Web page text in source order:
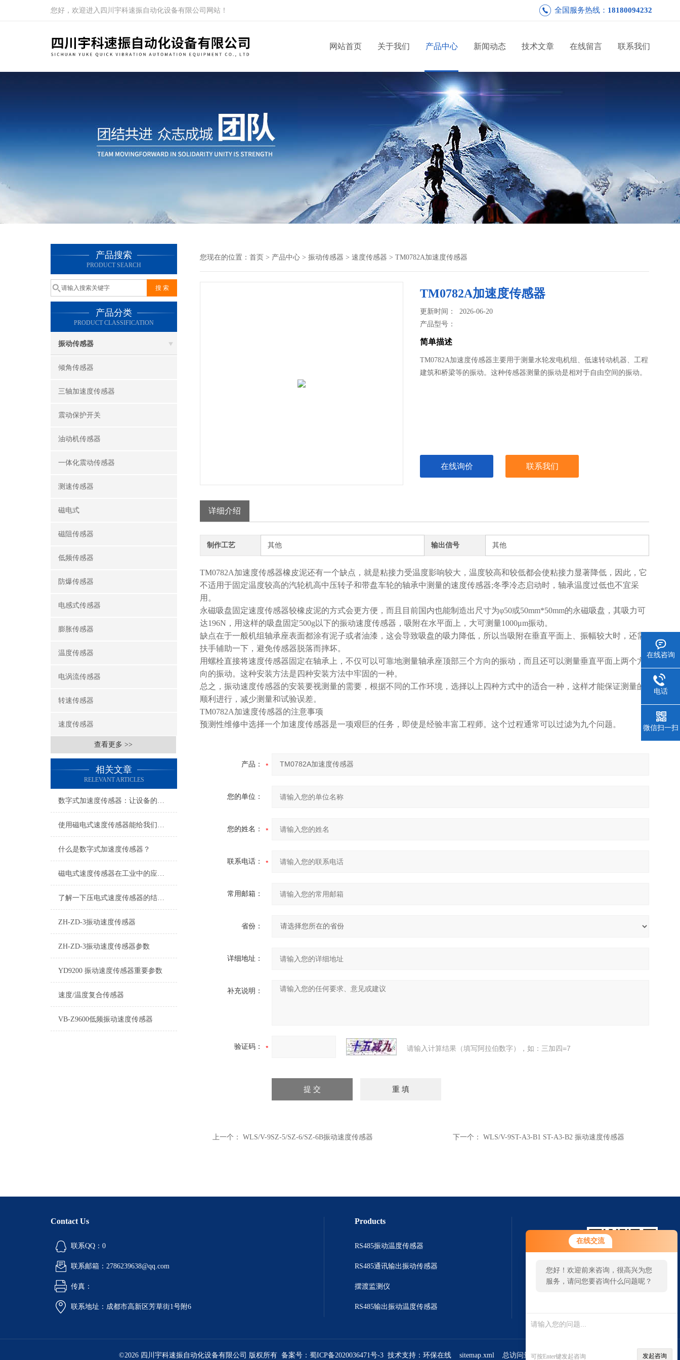
在线交流
您好！欢迎前来咨询，很高兴为您
服务，请问您要咨询什么问题呢？
了需求产品，您可以直接在线与我
联系！
可按Enter键发起咨询 发起咨询
您好，欢迎进入四川宇科速振自动化设备有限公司网站！ 全国服务热线： 18180094232
网站首页 关于我们 产品中心 新闻动态 技术文章 在线留言 联系我们
产品搜索
PRODUCT SEARCH
产品分类
PRODUCT CLASSIFICATION
振动传感器
倾角传感器
三轴加速度传感器
震动保护开关
油动机传感器
一体化震动传感器
测速传感器
磁电式
磁阻传感器
低频传感器
防爆传感器
电感式传感器
膨胀传感器
温度传感器
电涡流传感器
转速传感器
速度传感器
查看更多 >>
相关文章
RELEVANT ARTICLES
数字式加速度传感器：让设备的每一次颤动都有迹可循
使用磁电式速度传感器能给我们带来哪些好处？
什么是数字式加速度传感器？
磁电式速度传感器在工业中的应用与价值
了解一下压电式速度传感器的结构组成吧
ZH-ZD-3振动速度传感器
ZH-ZD-3振动速度传感器参数
YD9200 振动速度传感器重要参数
速度/温度复合传感器
VB-Z9600低频振动速度传感器
您现在的位置： 首页 > 产品中心 > 振动传感器 > 速度传感器 > TM0782A加速度传感器
TM0782A加速度传感器
更新时间： 2026-06-20
产品型号：
简单描述
TM0782A加速度传感器主要用于测量水轮发电机组、低速转动机器、工程
建筑和桥梁等的振动。这种传感器测量的振动是相对于自由空间的振动。
在线询价 联系我们
详细介绍
制作工艺 其他 输出信号 其他
TM0782A加速度传感器橡皮泥还有一个缺点，就是粘接力受温度影响较大，温度较高和较低都会使粘接力显著降低，因此，它
不适用于固定温度较高的汽轮机高中压转子和带盘车轮的轴承中测量的速度传感器;冬季冷态启动时，轴承温度过低也不宜采
用。
永磁吸盘固定速度传感器较橡皮泥的方式会更方便，而且目前国内也能制造出尺寸为φ50或50mm*50mm的永磁吸盘，其吸力可
达196N，用这样的吸盘固定500g以下的振动速度传感器，吸附在水平面上，大可测量1000μm振动。
缺点在于一般机组轴承座表面都涂有泥子或者油漆，这会导致吸盘的吸力降低，所以当吸附在垂直平面上、振幅较大时，还需
扶手辅助一下，避免传感器脱落而摔坏。
用螺栓直接将速度传感器固定在轴承上，不仅可以可靠地测量轴承座顶部三个方向的振动，而且还可以测量垂直平面上两个方
向的振动。这种安装方法是四种安装方法中牢固的一种。
总之，振动速度传感器的安装要视测量的需要，根据不同的工作环境，选择以上四种方式中的适合一种，这样才能保证测量的
顺利进行，减少测量和试验误差。
TM0782A加速度传感器的注意事项
预测性维修中选择一个加速度传感器是一项艰巨的任务，即使是经验丰富工程师。这个过程通常可以过滤为九个问题。
产品：
您的单位：
您的姓名：
联系电话：
常用邮箱：
省份：
详细地址：
补充说明：
验证码： 请输入计算结果（填写阿拉伯数字），如：三加四=7
上一个： WLS/V-9SZ-5/SZ-6/SZ-6B振动速度传感器 下一个： WLS/V-9ST-A3-B1 ST-A3-B2 振动速度传感器
Contact Us
联系QQ：0
联系邮箱：2786239638@qq.com
传真：
联系地址：成都市高新区芳草街1号附6
Products
RS485振动温度传感器
RS485通讯输出振动传感器
摆渡监测仪
RS485输出振动温度传感器
©2026 四川宇科速振自动化设备有限公司 版权所有 备案号： 蜀ICP备2020036471号-3 技术支持： 环保在线 sitemap.xml 总访问量：382441管理登陆
在线咨询
电话
微信扫一扫